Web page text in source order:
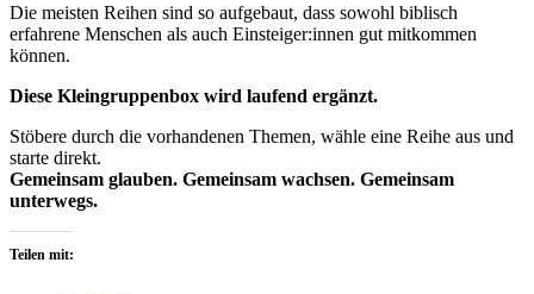
Die meisten Reihen sind so aufgebaut, dass sowohl biblisch
erfahrene Menschen als auch Einsteiger:innen gut mitkommen
können.
Diese Kleingruppenbox wird laufend ergänzt.
Stöbere durch die vorhandenen Themen, wähle eine Reihe aus und
starte direkt.
Gemeinsam glauben. Gemeinsam wachsen. Gemeinsam
unterwegs.
Teilen mit: